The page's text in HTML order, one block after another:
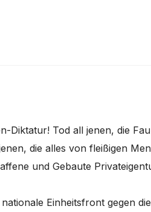
Diktatur! Tod all jenen, die
die alles von fleißigen
und Gebaute
Einheitsfront gegen